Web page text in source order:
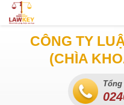
CÔNG TY
(CHÌA